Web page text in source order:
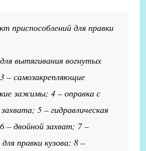
приспособлений для правки
вытягивания вогнутых
– самозакрепляющие
зажимы; 4 – оправка с
5 – гидравлическая
– двойной захват; 7 –
правки кузова; 8 –